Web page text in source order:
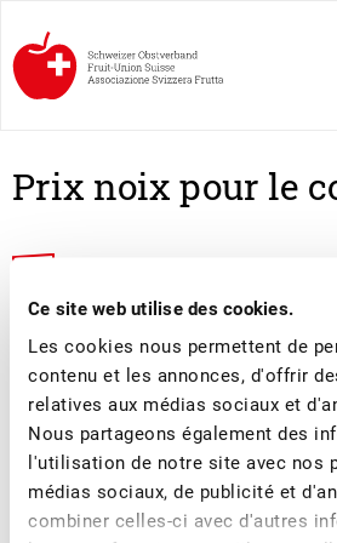
Ce site web utilise des cookies.
Les cookies nous permettent de
contenu et les annonces, d'offrir
relatives aux médias sociaux et
Nous partageons également des
l'utilisation de notre site avec nos
médias sociaux, de publicité et
combiner celles-ci avec d'autres
Prix noix pour le
ESTIMATION DE LA RÉCOLTE
POMMES ET POIRES DE